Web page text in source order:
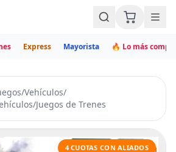
Express Mayorista 🔥 Lo más
/Vehículos/
/Juegos de Trenes
4 CUOTAS CON ALIADOS